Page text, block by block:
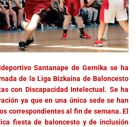
Santanape de Gernika se ha
de la Liga Bizkaina de Baloncesto
con Discapacidad Intelectual. Se ha
ya que en una única sede se han
correspondientes al fin de semana. El
fiesta de baloncesto y de inclusión